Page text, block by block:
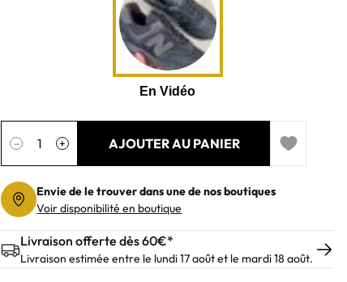
− +
AJOUTER AU PANIER
Add to
Envie de le trouver dans une de nos boutiques
Voir disponibilité en boutique
Livraison offerte dès 60€*
Livraison estimée entre le lundi 17 août et le mardi 18 août.